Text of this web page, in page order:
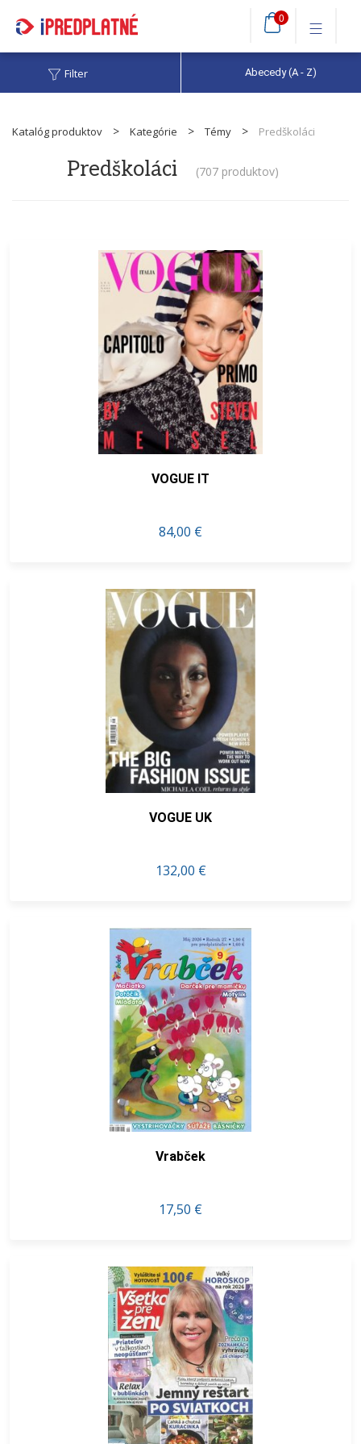
0
Katalóg produktov Kategórie Témy Predškoláci
Predškoláci (707 produktov)
Abecedy (A - Z)
Filter
VOGUE IT
84,00 €
VOGUE UK
132,00 €
Vrabček
17,50 €